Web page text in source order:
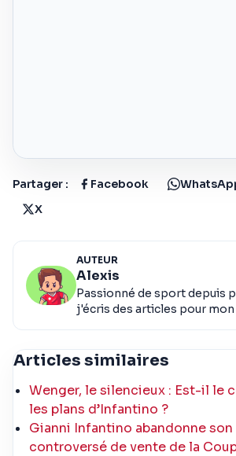
Partager : Facebook
X
AUTEUR
Alexis
Passionné de sport depuis
j'écris des articles pour
Articles similaires
Wenger, le silencieux : Est-il le
les plans d’Infantino ?
Gianni Infantino abandonne son
controversé de vente de la